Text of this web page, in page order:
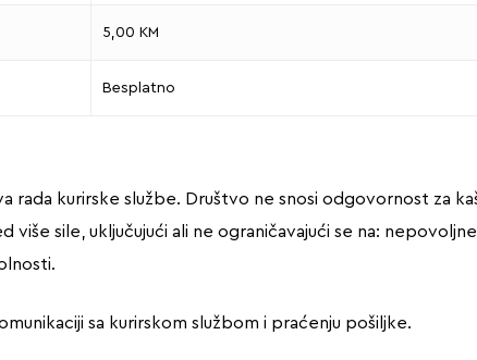
5,00 KM
Besplatno
kurirske službe. Društvo ne snosi odgovornost za
sile, uključujući ali ne ograničavajući se na:
sa kurirskom službom i praćenju pošiljke.